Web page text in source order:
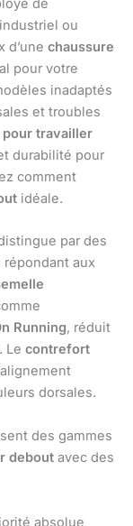
de
ou
d’une chaussure
pour votre
inadaptés
et troubles
travailler
durabilité pour
comment
idéale.
par des
aux
Running, réduit
Le contrefort
dorsales.
des gammes
debout avec des
absolue